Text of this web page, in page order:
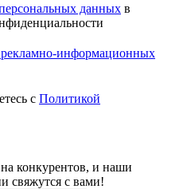
данных в
рекламно-информационных
с Политикой
конкурентов, и наши
свяжутся с вами!